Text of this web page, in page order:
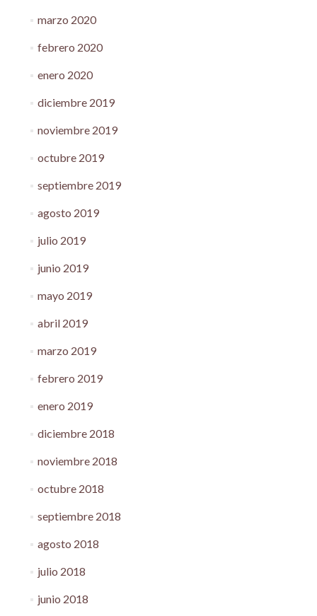
marzo 2020
febrero 2020
enero 2020
diciembre 2019
noviembre 2019
octubre 2019
septiembre 2019
agosto 2019
julio 2019
junio 2019
mayo 2019
abril 2019
marzo 2019
febrero 2019
enero 2019
diciembre 2018
noviembre 2018
octubre 2018
septiembre 2018
agosto 2018
julio 2018
junio 2018